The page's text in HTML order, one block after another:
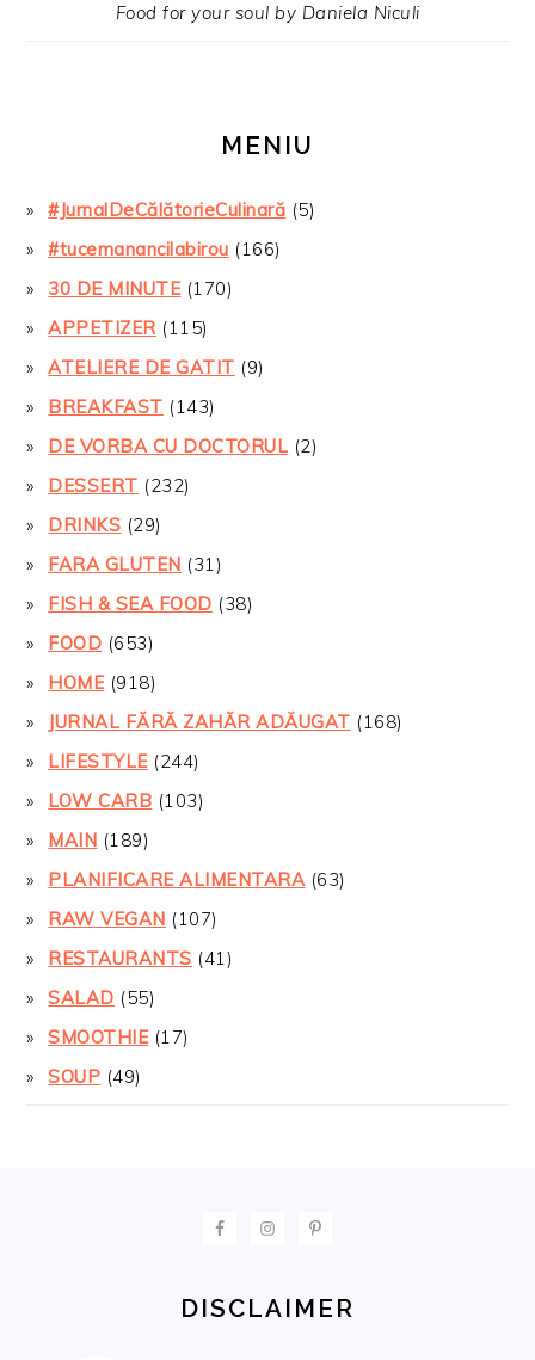
Food for your soul by Daniela Niculi
MENIU
#JurnalDeCălătorieCulinară (5)
#tucemanancilabirou (166)
30 DE MINUTE(170)
APPETIZER(115)
ATELIERE DE GATIT (9)
BREAKFAST (143)
DE VORBA CU DOCTORUL (2)
DESSERT (232)
DRINKS (29)
FARA GLUTEN (31)
FISH & SEA FOOD (38)
FOOD (653)
HOME(918)
JURNAL FĂRĂ ZAHĂR ADĂUGAT (168)
LIFESTYLE(244)
LOW CARB (103)
MAIN (189)
PLANIFICARE ALIMENTARA(63)
RAW VEGAN (107)
RESTAURANTS (41)
SALAD (55)
SMOOTHIE(17)
SOUP (49)
DISCLAIMER